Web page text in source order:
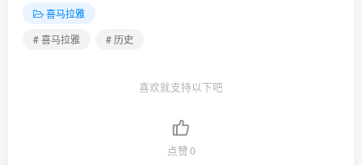
喜马拉雅
# 喜马拉雅
# 历史
喜欢就支持以下吧
点赞0